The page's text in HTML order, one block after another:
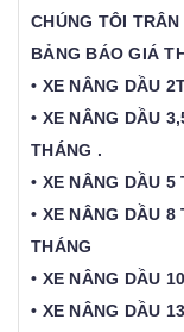
CHÚNG TÔI
BẢNG BÁO GIÁ
• XE NÂNG DẦU
• XE NÂNG DẦU
THÁNG .
• XE NÂNG DẦU
• XE NÂNG DẦU
THÁNG
• XE NÂNG DẦU
• XE NÂNG DẦU